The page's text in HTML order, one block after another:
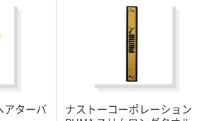
アターバ
ナストーコーポレーション